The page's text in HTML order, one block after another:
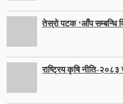
तेस्रो पटक ‘आँप सम्बन्धि
राष्ट्रिय कृषि नीति-२०८३